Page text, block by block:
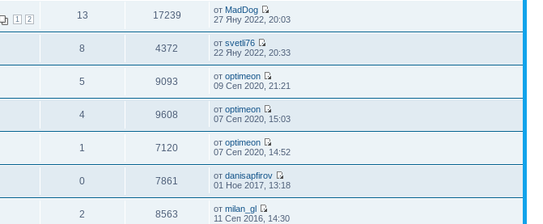
1 2 13 17239 от MadDog
27 Яну 2022, 20:03
8 4372 отsvetli76
22 Яну 2022, 20:33
5 9093 отoptimeon
09 Сеп 2020, 21:21
4 9608 отoptimeon
07 Сеп 2020, 15:03
1 7120 отoptimeon
07 Сеп 2020, 14:52
0 7861 отdanisapfirov
01 Ное 2017, 13:18
2 8563 отmilan_gl
11 Сеп 2016, 14:30